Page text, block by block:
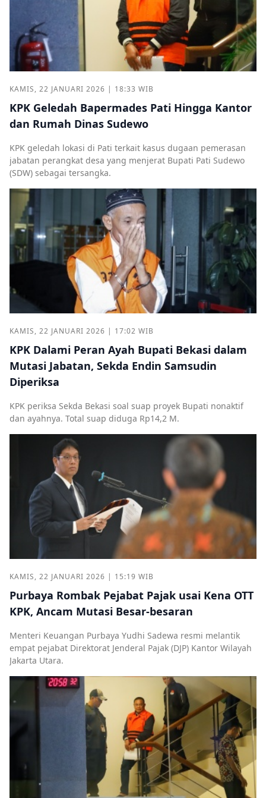
KAMIS, 22 JANUARI 2026 | 18:33 WIB
KPK Geledah Bapermades Pati Hingga Kantor
dan Rumah Dinas Sudewo
KPK geledah lokasi di Pati terkait kasus dugaan pemerasan
jabatan perangkat desa yang menjerat Bupati Pati Sudewo
(SDW) sebagai tersangka.
KAMIS, 22 JANUARI 2026 | 17:02 WIB
KPK Dalami Peran Ayah Bupati Bekasi dalam
Mutasi Jabatan, Sekda Endin Samsudin
Diperiksa
KPK periksa Sekda Bekasi soal suap proyek Bupati nonaktif
dan ayahnya. Total suap diduga Rp14,2 M.
KAMIS, 22 JANUARI 2026 | 15:19 WIB
Purbaya Rombak Pejabat Pajak usai Kena OTT
KPK, Ancam Mutasi Besar-besaran
Menteri Keuangan Purbaya Yudhi Sadewa resmi melantik
empat pejabat Direktorat Jenderal Pajak (DJP) Kantor Wilayah
Jakarta Utara.